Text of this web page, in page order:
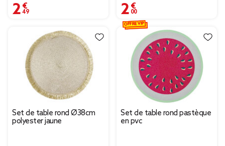
2,49 € 2,00 €
Set de table rond Ø38cm
polyester jaune
Set de table rond pastèque
en pvc
OFFRE VIP